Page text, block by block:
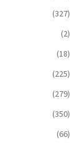
(327)
(2)
(18)
(225)
(279)
(350)
(66)